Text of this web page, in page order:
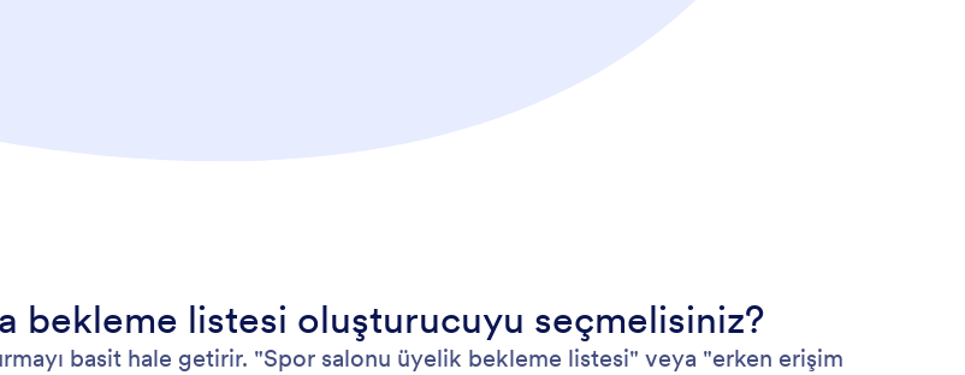
bekleme listesi oluşturucuyu seçmelisiniz?
basit hale getirir. "Spor salonu üyelik bekleme listesi" veya "erken erişim